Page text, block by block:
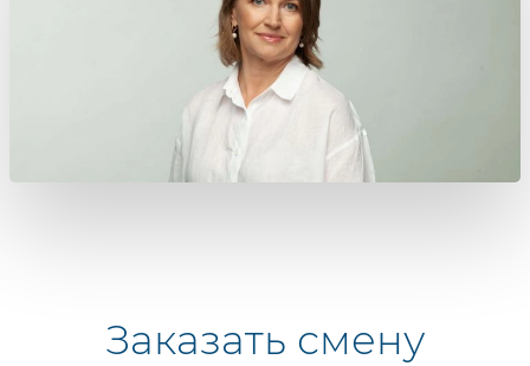
Заказать смену